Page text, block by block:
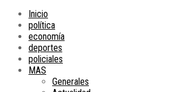
Inicio
política
economía
deportes
policiales
MAS
Generales